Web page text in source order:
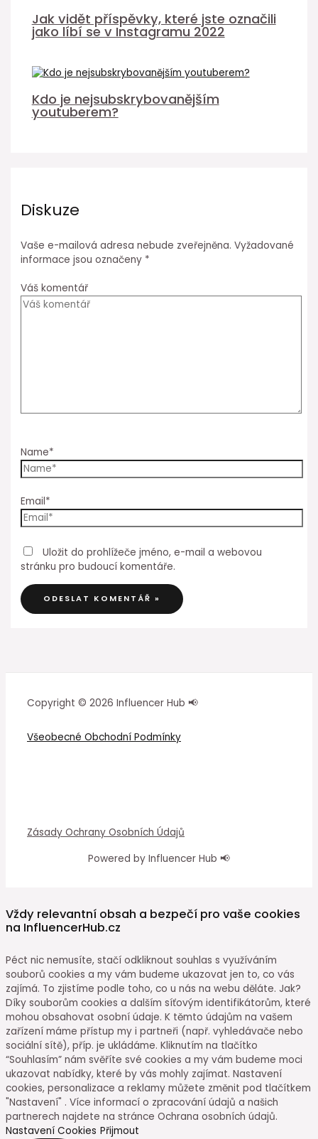
Jak vidět příspěvky, které jste označili
jako líbí se v Instagramu 2022
Kdo je nejsubskrybovanějším
youtuberem?
Diskuze
Vaše e-mailová adresa nebude zveřejněna. Vyžadované
informace jsou označeny *
Váš komentář
Name*
Email*
Uložit do prohlížeče jméno, e-mail a webovou
stránku pro budoucí komentáře.
Copyright © 2026 Influencer Hub 📢
Všeobecné Obchodní Podmínky
Zásady Ochrany Osobních Údajů
Powered by Influencer Hub 📢
Vždy relevantní obsah a bezpečí pro vaše cookies
na InfluencerHub.cz
Péct nic nemusíte, stačí odkliknout souhlas s využíváním
souborů cookies a my vám budeme ukazovat jen to, co vás
zajímá. To zjistíme podle toho, co u nás na webu děláte. Jak?
Díky souborům cookies a dalším síťovým identifikátorům, které
mohou obsahovat osobní údaje. K těmto údajům na vašem
zařízení máme přístup my i partneři (např. vyhledávače nebo
sociální sítě), příp. je ukládáme. Kliknutím na tlačítko
“Souhlasím” nám svěříte své cookies a my vám budeme moci
ukazovat nabídky, které by vás mohly zajímat. Nastavení
cookies, personalizace a reklamy můžete změnit pod tlačítkem
"Nastavení" . Více informací o zpracování údajů a našich
partnerech najdete na stránce Ochrana osobních údajů.
Nastavení Cookies Přijmout